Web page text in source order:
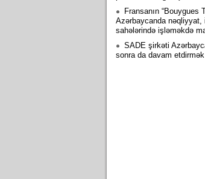
Fransanın “Bouygues
Azərbaycanda
sahələrində işləməkdə
SADE şirkəti
sonra da davam